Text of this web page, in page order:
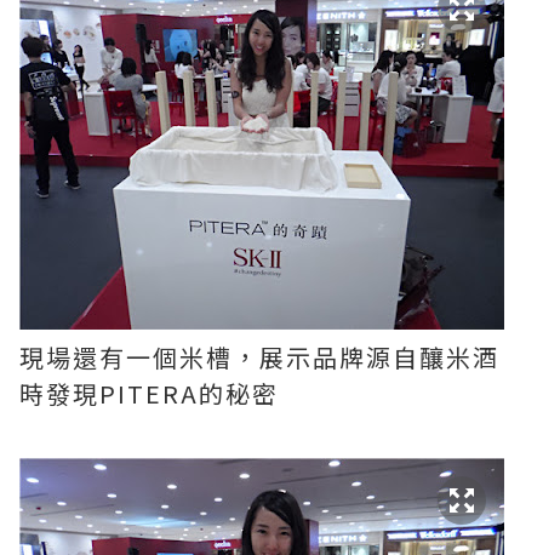
現場還有一個米槽，展示品牌源自釀米酒
時發現PITERA的秘密